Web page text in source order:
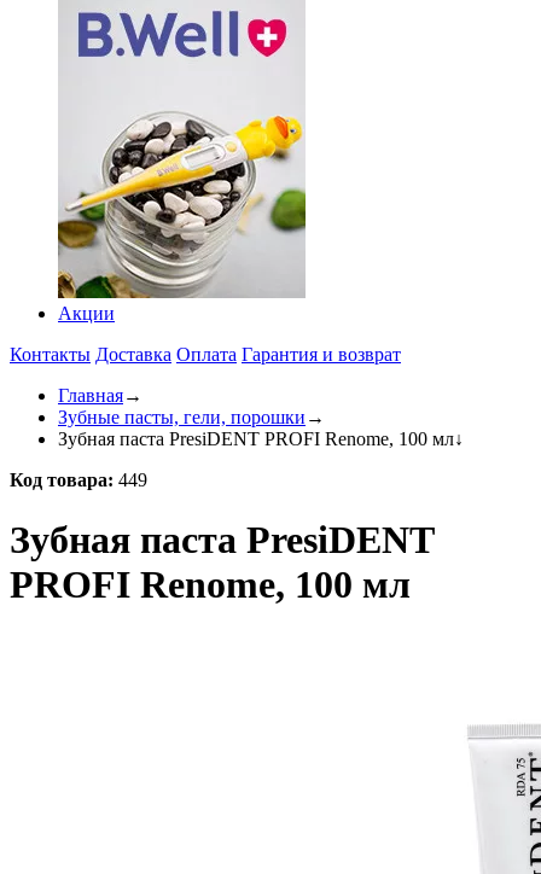
Акции
Контакты Доставка Оплата Гарантия и возврат
Главная→
Зубные пасты, гели, порошки →
Зубная паста PresiDENT PROFI Renome, 100 мл↓
Код товара: 449
Зубная паста PresiDENT
PROFI Renome, 100 мл